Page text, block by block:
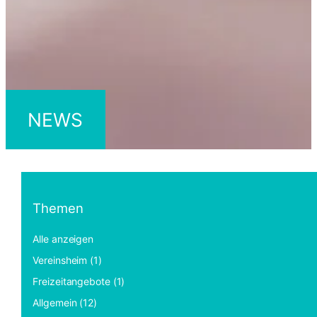
NEWS
Themen
Alle anzeigen
Vereinsheim (1)
Freizeitangebote (1)
Allgemein (12)